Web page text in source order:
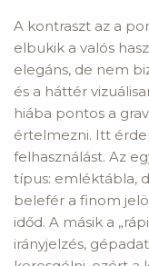
A kontraszt az a
elbukik a valós
elegáns, de nem
és a háttér
hiába pontos a
értelmezni. Itt
felhasználást. Az
típus: emléktábla,
belefér a finom
időd. A másik a
irányjelzés,